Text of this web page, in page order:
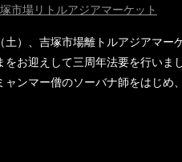
市場リトルアジアマーケット
土）、吉塚市場離トルアジアマー
をお迎えして三周年法要を行いま
ャンマー僧のソーバナ師をはじめ